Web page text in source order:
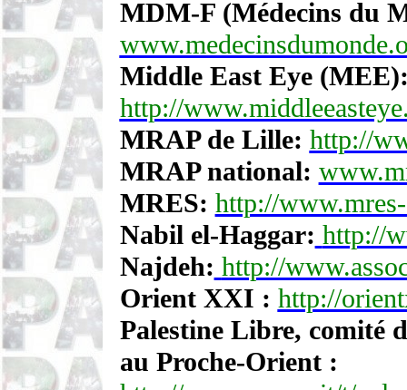
MDM-F (Médecins du
Middle East Eye
http://
MRAP de Lille: http://
MRAP national:
MRES: http://
Nabil el-Haggar: http://
Najdeh: http://
Orient XXI : http://
Palestine Libre, comité
au Proche-Orient :